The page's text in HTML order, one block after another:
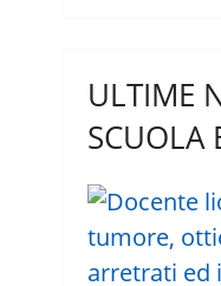
ULTIME
SCUOLA